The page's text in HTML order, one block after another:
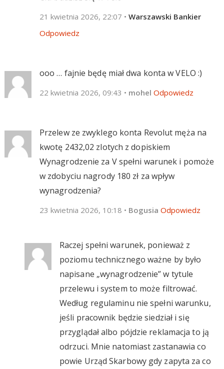
21 kwietnia 2026, 22:07 • Warszawski Bankier
Odpowiedz
ooo … fajnie będę miał dwa konta w VELO :)
22 kwietnia 2026, 09:43 • mohel Odpowiedz
Przelew ze zwyklego konta Revolut męża na
kwotę 2432,02 zlotych z dopiskiem
Wynagrodzenie za V spełni warunek i pomoże
w zdobyciu nagrody 180 zł za wpływ
wynagrodzenia?
23 kwietnia 2026, 10:18 • Bogusia Odpowiedz
Raczej spełni warunek, ponieważ z
poziomu technicznego ważne by było
napisane „wynagrodzenie” w tytule
przelewu i system to może filtrować.
Według regulaminu nie spełni warunku,
jeśli pracownik będzie siedział i się
przyglądał albo pójdzie reklamacja to ją
odrzuci. Mnie natomiast zastanawia co
powie Urząd Skarbowy gdy zapyta za co